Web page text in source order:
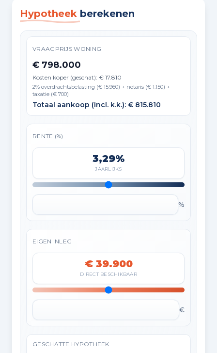
Hypotheek berekenen
VRAAGPRIJS WONING
€ 798.000
Kosten koper (geschat): € 17.810
2% overdrachtsbelasting (€ 15.960) + notaris (€ 1.150) +
taxatie (€ 700)
Totaal aankoop (incl. k.k.): € 815.810
RENTE (%)
3,29%
JAARLIJKS
%
EIGEN INLEG
€ 39.900
DIRECT BESCHIKBAAR
€
GESCHATTE HYPOTHEEK